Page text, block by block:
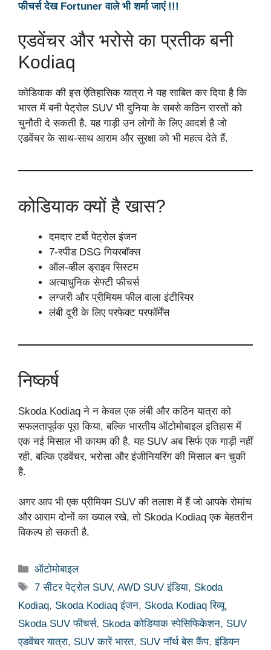
फीचर्स देख Fortuner वाले भी शर्मा जाएं !!!
एडवेंचर और भरोसे का प्रतीक बनी
Kodiaq
कोडियाक की इस ऐतिहासिक यात्रा ने यह साबित कर दिया है कि
भारत में बनी पेट्रोल SUV भी दुनिया के सबसे कठिन रास्तों को
चुनौती दे सकती है. यह गाड़ी उन लोगों के लिए आदर्श है जो
एडवेंचर के साथ-साथ आराम और सुरक्षा को भी महत्व देते हैं.
कोडियाक क्यों है खास?
दमदार टर्बो पेट्रोल इंजन
7-स्पीड DSG गियरबॉक्स
ऑल-व्हील ड्राइव सिस्टम
अत्याधुनिक सेफ्टी फीचर्स
लग्जरी और प्रीमियम फील वाला इंटीरियर
लंबी दूरी के लिए परफेक्ट परफॉर्मेंस
निष्कर्ष
Skoda Kodiaq ने न केवल एक लंबी और कठिन यात्रा को
सफलतापूर्वक पूरा किया, बल्कि भारतीय ऑटोमोबाइल इतिहास में
एक नई मिसाल भी कायम की है. यह SUV अब सिर्फ एक गाड़ी नहीं
रही, बल्कि एडवेंचर, भरोसा और इंजीनियरिंग की मिसाल बन चुकी
है.
अगर आप भी एक प्रीमियम SUV की तलाश में हैं जो आपके रोमांच
और आराम दोनों का ख्याल रखे, तो Skoda Kodiaq एक बेहतरीन
विकल्प हो सकती है.
Categories
ऑटोमोबाइल
Tags
7 सीटर पेट्रोल SUV,AWD SUV इंडिया, Skoda
Kodiaq, Skoda Kodiaq इंजन, Skoda Kodiaq रिव्यू,
Skoda SUV फीचर्स, Skoda कोडियाक स्पेसिफिकेशन, SUV
एडवेंचर यात्रा, SUV कारें भारत, SUV नॉर्थ बेस कैंप,इंडियन